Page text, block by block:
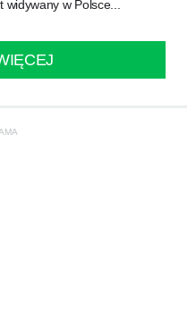
w Polsce...